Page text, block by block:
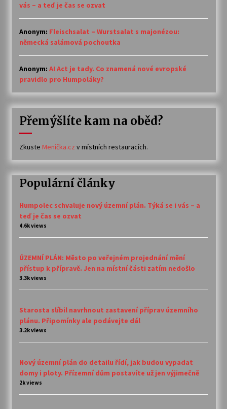
vás – a teď je čas se ozvat
Anonym: Fleischsalat – Wurstsalat s majonézou:
německá salámová pochoutka
Anonym: AI Act je tady. Co znamená nové evropské
pravidlo pro Humpoláky?
Přemýšlíte kam na oběd?
Zkuste Meníčka.cz v místních restauracích.
Populární články
Humpolec schvaluje nový územní plán. Týká se i vás – a
teď je čas se ozvat
4.6k views
ÚZEMNÍ PLÁN: Město po veřejném projednání mění
přístup k přípravě. Jen na místní části zatím nedošlo
3.3k views
Starosta slíbil navrhnout zastavení příprav územního
plánu. Připomínky ale podávejte dál
3.2k views
Nový územní plán do detailu řídí, jak budou vypadat
domy i ploty. Přízemní dům postavíte už jen výjimečně
2k views